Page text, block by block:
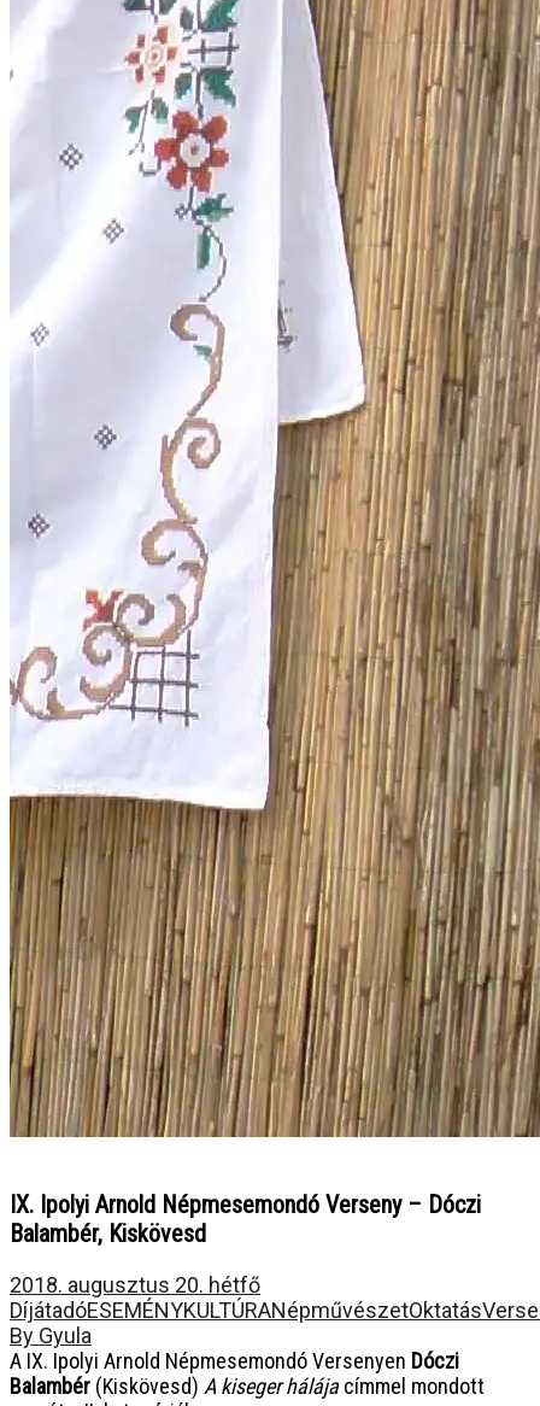
IX. Ipolyi Arnold Népmesemondó Verseny – Dóczi
Balambér, Kiskövesd
2018. augusztus 20. hétfő
DíjátadóESEMÉNYKULTÚRANépművészetOktatás
By Gyula
A IX. Ipolyi Arnold Népmesemondó Versenyen Dóczi
Balambér (Kiskövesd) A kiseger hálájacímmel mondott